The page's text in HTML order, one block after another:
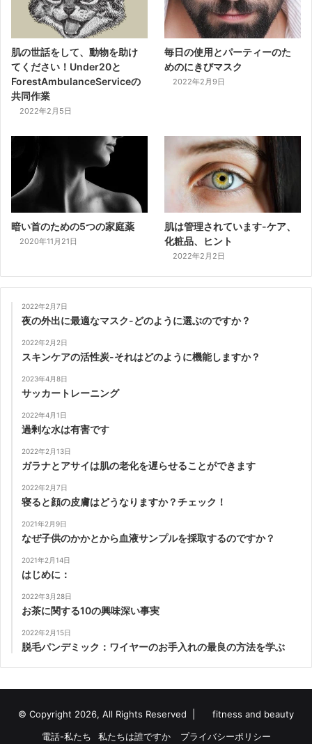
肌の世話をして、動物を助け
てください！Under20と
ForestAmbulanceServiceの
共同作業
2022年2月5日
毎日の使用とパーティーのた
めのにきびマスク
2022年2月9日
暗い首のための5つの家庭薬
2020年11月21日
肌は管理されています-ケア、
化粧品、ヒント
2022年2月2日
2022年2月7日
夜の外出に最適なマスク-どのように選ぶのですか？
2022年2月2日
スキンケアの活性炭-それはどのように機能しますか？
2023年4月8日
サッカートレーニング
2022年4月1日
過剰な水は有害です
2022年2月13日
ガラナとアサイは肌の老化を遅らせることができます
2022年2月7日
寝ると顔の皮膚はどうなりますか？チェック！
2021年2月9日
なぜ子供のかかとから血液サンプルを採取するのですか？
2021年2月14日
はじめに：
2022年3月28日
お茶に関する10の興味深い事実
2022年2月15日
脱毛パンデミック：ワイヤーのお手入れの最良の方法を学ぶ
© Copyright 2026, All Rights Reserved |
fitness and beauty
電話-私たち
私たちは誰ですか プライバシーポリシー